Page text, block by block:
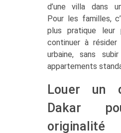
d’une villa dans
Pour les familles,
plus pratique leur
continuer à résider
urbaine, sans
appartements
Louer un
Dakar
originalité